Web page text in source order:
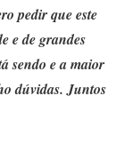
pedir que este
e de grandes
sendo e a maior
dúvidas. Juntos